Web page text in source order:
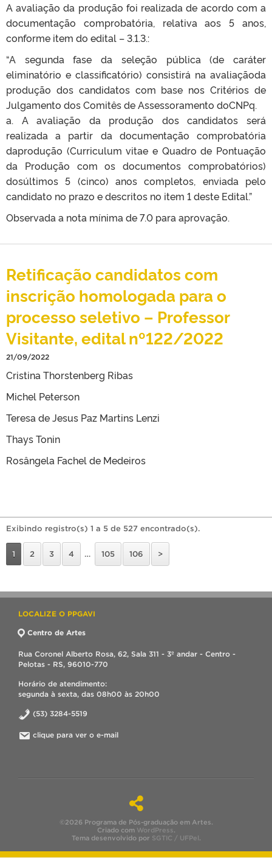
A avaliação da produção foi realizada de acordo com a
documentação comprobatória, relativa aos 5 anos,
conforme item do edital – 3.1.3.:
“A segunda fase da seleção pública (de caráter
eliminatório e classificatório) consistirá na avaliaçãoda
produção dos candidatos com base nos Critérios de
Julgamento dos Comitês de Assessoramento doCNPq.
a. A avaliação da produção dos candidatos será
realizada a partir da documentação comprobatória
daprodução (Curriculum vitae e Quadro de Pontuação
da Produção com os documentos comprobatórios)
dosúltimos 5 (cinco) anos completos, enviada pelo
candidato no prazo e descritos no item 1 deste Edital.”
Observada a nota mínima de 7.0 para aprovação.
Retificação candidatos com
inscrição homologada para o
processo seletivo – Professor
Visitante, edital nº122/2022
21/09/2022
Cristina Thorstenberg Ribas
Michel Peterson
Teresa de Jesus Paz Martins Lenzi
Thays Tonin
Rosângela Fachel de Medeiros
Exibindo registro(s) 1 a 5 de 527 encontrado(s).
1 2 3 4 … 105 106 >
LOCALIZE O PPGAVI
Centro de Artes
Rua Coronel Alberto Rosa, 62, Sala 311 - 3º andar - Centro -
Pelotas - RS, 96010-770
Horário de atendimento:
segunda à sexta, das 08h00 às 20h00
(53) 3284-5519
clique para ver o e-mail
©2026 Programa de Pós-graduação em Artes.
Criado com WordPress.
Tema desenvolvido por SGTIC / UFPel .